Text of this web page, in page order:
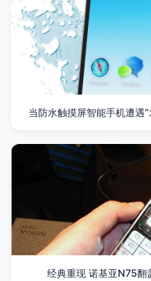
当防水触摸屏智能手机遭遇
经典重现 诺基亚N75翻